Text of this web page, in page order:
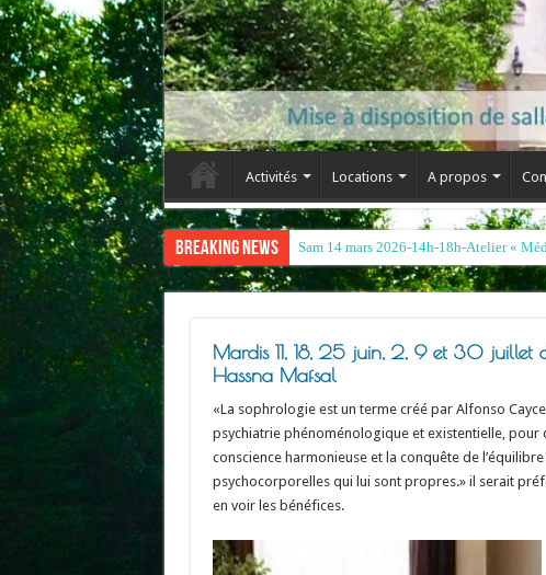
Activités Locations A propos
Breaking News
Mardis 11, 18, 25 juin, 2, 9 et 30 juillet
Hassna Mafsal
«La sophrologie est un terme créé par Alfonso
psychiatrie phénoménologique et existentielle, pour
conscience harmonieuse et la conquête de
psychocorporelles qui lui sont propres.» il serait
en voir les bénéfices.